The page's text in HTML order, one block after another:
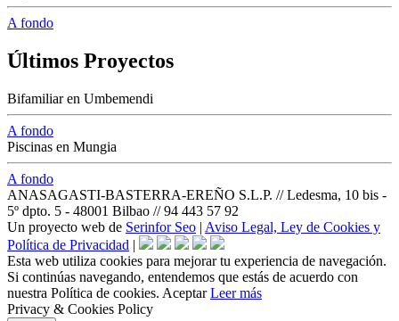
A fondo
Últimos Proyectos
Bifamiliar en Umbemendi
A fondo
Piscinas en Mungia
A fondo
ANASAGASTI-BASTERRA-EREÑO S.L.P. // Ledesma, 10 bis -
5º dpto. 5 - 48001 Bilbao // 94 443 57 92
Un proyecto web de Serinfor Seo | Aviso Legal, Ley de Cookies y
Política de Privacidad |
Esta web utiliza cookies para mejorar tu experiencia de navegación.
Si continúas navegando, entendemos que estás de acuerdo con
nuestra Política de cookies. Aceptar Leer más
Privacy & Cookies Policy